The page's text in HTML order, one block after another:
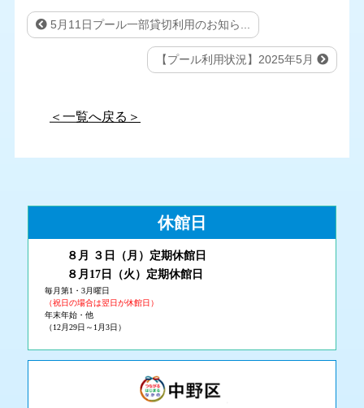
5月11日プール一部貸切利用のお知ら...
【プール利用状況】2025年5月
＜一覧へ戻る＞
休館日
８月 ３ 日（月 ） 定期休館日
８月17日（火 ）定期休館日
毎月第1・3月曜日
（祝日の場合は翌日が休館日）
年末年始・他
（12月29日～1月3日）